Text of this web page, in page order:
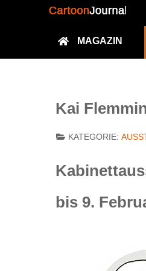
MAGAZIN
Kai
KATEGORIE:
bis 9.